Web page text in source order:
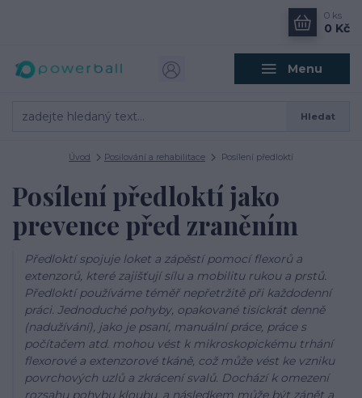
Menu
Hledat
0 ks
0 Kč
Úvod Posilování a rehabilitace Posílení předloktí
Posílení předloktí jako
prevence před zraněním
Předloktí spojuje loket a zápěstí pomocí flexorů a
extenzorů, které zajišťují sílu a mobilitu rukou a prstů.
Předloktí používáme téměř nepřetržitě při každodenní
práci. Jednoduché pohyby, opakované tisíckrát denně
(nadužívání), jako je psaní, manuální práce, práce s
počítačem atd. mohou vést k mikroskopickému trhání
flexorové a extenzorové tkáně, což může vést ke vzniku
povrchových uzlů a zkrácení svalů. Dochází k omezení
rozsahu pohybu kloubu, a následkem může být zánět a